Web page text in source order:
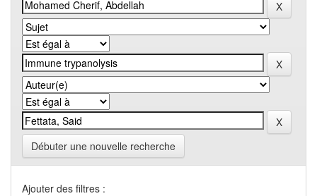
Débuter une nouvelle recherche
Ajouter des filtres :